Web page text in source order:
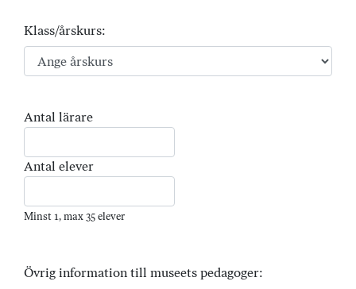
Klass/årskurs:
Antal lärare
Antal elever
Minst 1, max 35 elever
Övrig information till museets pedagoger: